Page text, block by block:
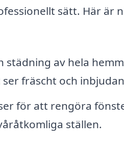
sätt. Här är
städning av hela
fräscht och
för att rengöra
ställen.